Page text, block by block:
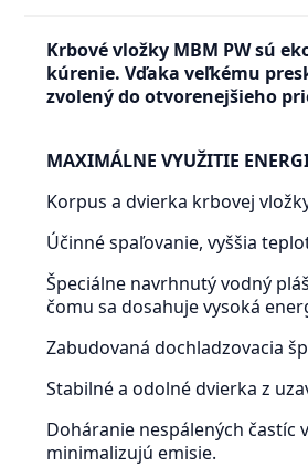
Krbové vložky MBM PW sú
kúrenie. Vďaka veľkému
zvolený do otvorenejšieho
MAXIMÁLNE VYUŽITIE
Korpus a dvierka krbovej
Účinné spaľovanie, vyššia
Špeciálne navrhnutý vodný
čomu sa dosahuje vysoká
Zabudovaná dochladzovacia
Stabilné a odolné dvierka z
Doháranie nespálených častíc
minimalizujú emisie.